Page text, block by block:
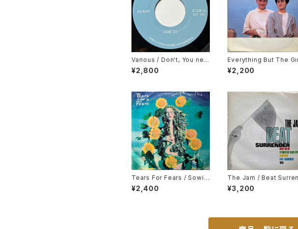
Various / Don't, You nev
er Come Closer
¥2,800
Everything But The
These Early Days
¥2,200
Tears For Fears / Sowin
g The Seeds Of Love
¥2,400
The Jam / Beat
er
¥3,200